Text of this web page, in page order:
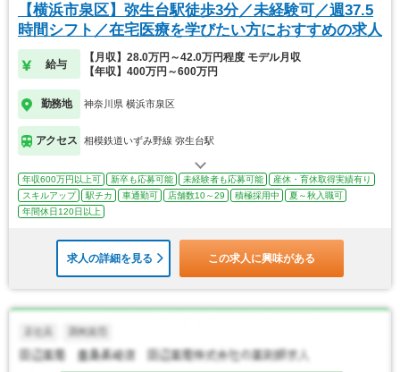
【横浜市泉区】弥生台駅徒歩3分／未経験可／週37.5
時間シフト／在宅医療を学びたい方におすすめの求人
給与
【月収】28.0万円～42.0万円程度 モデル月収
【年収】400万円～600万円
勤務地 神奈川県 横浜市泉区
アクセス 相模鉄道いずみ野線 弥生台駅
年収600万円以上可 新卒も応募可能 未経験者も応募可能
産休・育休取得実績有り
スキルアップ
駅チカ 車通勤可 店舗数10～29 積極採用中
夏～秋入職可
年間休日120日以上
求人の詳細を見る この求人に興味がある